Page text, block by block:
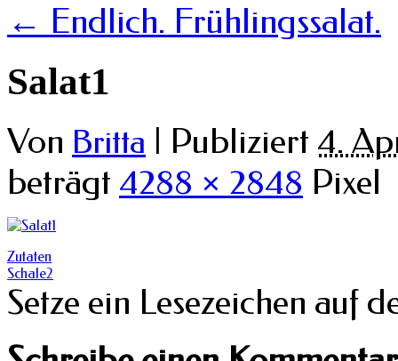
← Endlich. Frühlingssalat.
Salat1
Von Britta | Publiziert 4.
beträgt 4288 × 2848 Pixel
Zutaten
Schale2
Setze ein Lesezeichen auf